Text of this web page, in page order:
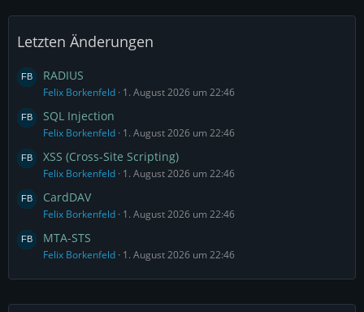
Letzten Änderungen
RADIUS
Felix Borkenfeld 1. August 2026 um 22:46
SQL Injection
Felix Borkenfeld 1. August 2026 um 22:46
XSS (Cross-Site Scripting)
Felix Borkenfeld 1. August 2026 um 22:46
CardDAV
Felix Borkenfeld 1. August 2026 um 22:46
MTA-STS
Felix Borkenfeld 1. August 2026 um 22:46